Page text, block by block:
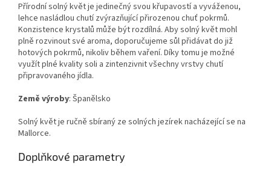
Přírodní solný květ je jedinečný svou křupavostí a vyváženou,
lehce nasládlou chutí zvýrazňující přirozenou chuť pokrmů.
Konzistence krystalů může být rozdílná. Aby solný květ mohl
plně rozvinout své aroma, doporučujeme sůl přidávat do již
hotových pokrmů, nikoliv během vaření. Díky tomu je možné
využít plné kvality soli a zintenzivnit všechny vrstvy chutí
připravovaného jídla.
Země výroby: Španělsko
Solný květ je ručně sbíraný ze solných jezírek nacházející se na
Mallorce.
Doplňkové parametry